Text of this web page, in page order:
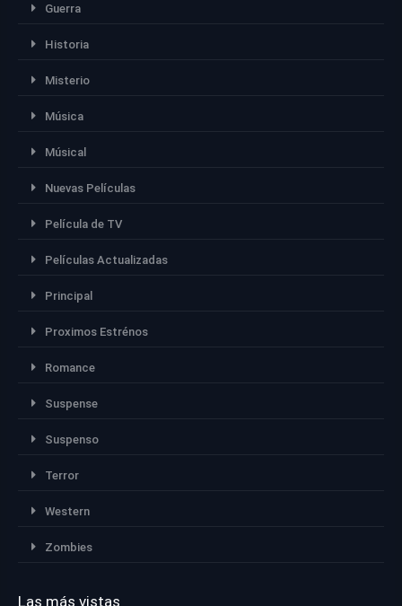
Guerra
Historia
Misterio
Música
Músical
Nuevas Películas
Película de TV
Películas Actualizadas
Principal
Proximos Estrénos
Romance
Suspense
Suspenso
Terror
Western
Zombies
Las más vistas